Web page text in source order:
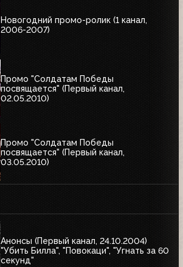
Новогодний промо-ролик (1 канал,
2006-2007)
Промо "Солдатам Победы
посвящается" (Первый канал,
02.05.2010)
Промо "Солдатам Победы
посвящается" (Первый канал,
03.05.2010)
Анонсы (Первый канал, 24.10.2004)
"Убить Билла", "Повокаци", "Угнать за 60
секунд"